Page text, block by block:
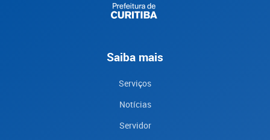
Saiba mais
Serviços
Notícias
Servidor